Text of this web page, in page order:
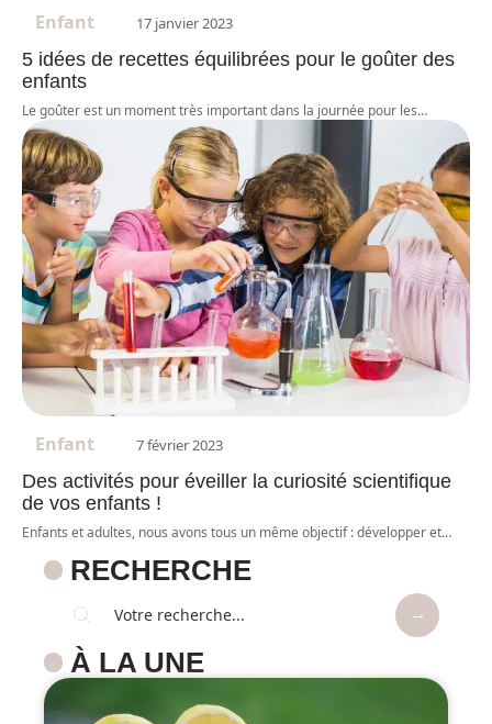
Enfant 17 janvier 2023
5 idées de recettes équilibrées pour le goûter des
enfants
Le goûter est un moment très important dans la journée pour les…
Enfant 7 février 2023
Des activités pour éveiller la curiosité scientifique
de vos enfants !
Enfants et adultes, nous avons tous un même objectif : développer et…
RECHERCHE
À LA UNE